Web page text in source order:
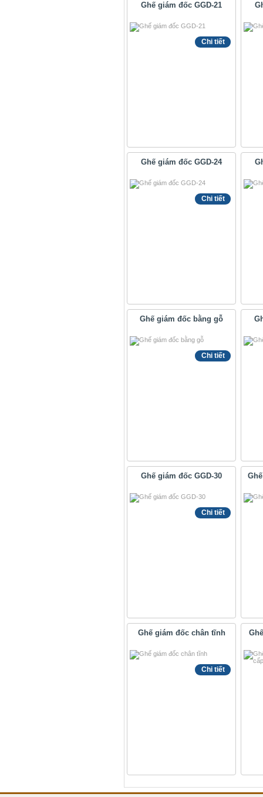
Ghế giám đốc GGD-21
Chi tiết
Ghế giám đốc GGD-24
Chi tiết
Ghế giám đốc bằng gỗ
Chi tiết
Ghế giám đốc GGD-30
Chi tiết
Ghế giám đốc chân tĩnh
Chi tiết